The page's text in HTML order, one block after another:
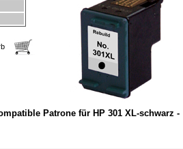
Patrone für HP 301 XL-schwarz -